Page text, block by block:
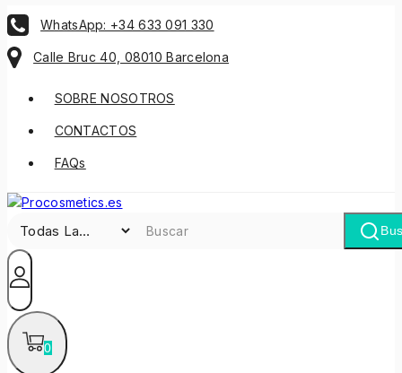
WhatsApp: +34 633 091 330
Calle Bruc 40, 08010 Barcelona
SOBRE NOSOTROS
CONTACTOS
FAQs
0